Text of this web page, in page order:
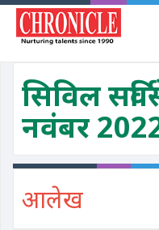
सिविल
नवंबर
आलेख